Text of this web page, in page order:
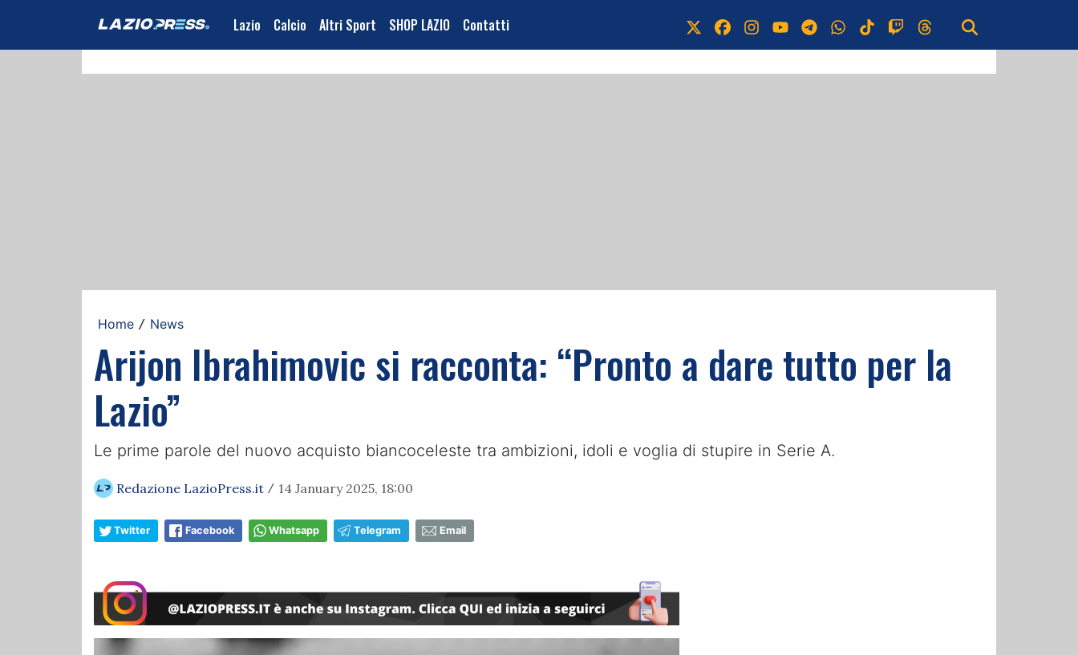
Lazio Calcio Altri Sport SHOP LAZIO Contatti
Home / News
Arijon Ibrahimovic si racconta: “Pronto a dare tutto per la
Lazio”
Le prime parole del nuovo acquisto biancoceleste tra ambizioni, idoli e voglia di stupire in Serie A.
Redazione LazioPress.it / 14 January 2025, 18:00
Twitter Facebook Whatsapp Telegram Email